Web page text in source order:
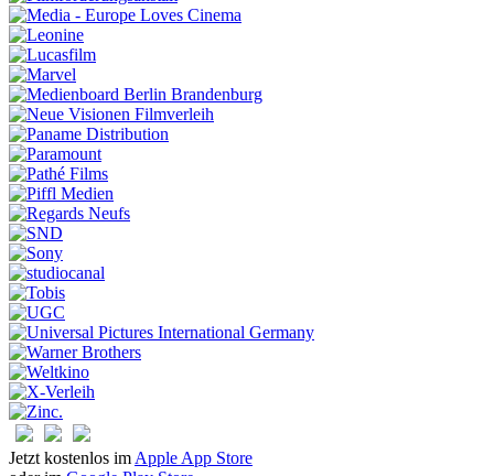
Jetzt kostenlos im Apple App Store